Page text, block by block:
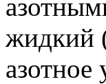
жидкий